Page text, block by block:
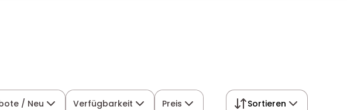
/ Neu Verfügbarkeit Preis Sortieren